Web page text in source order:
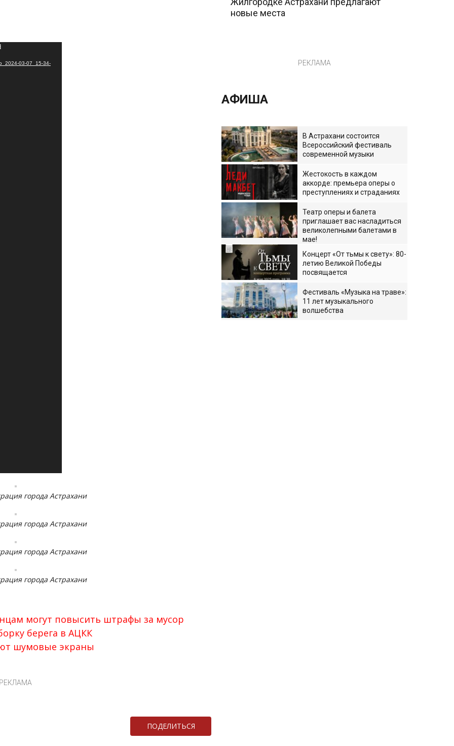
03-07_15-34-
города Астрахани
города Астрахани
города Астрахани
города Астрахани
могут повысить штрафы за мусор
берега в АЦКК
шумовые экраны
РЕКЛАМА
ПОДЕЛИТЬСЯ
новые места
РЕКЛАМА
АФИША
В Астрахани состоится
Всероссийский фестиваль
современной музыки
Жестокость в каждом
аккорде: премьера оперы о
преступлениях и страданиях
Театр оперы и балета
приглашает вас насладиться
великолепными балетами в
мае!
Концерт «От тьмы к свету»: 80-
летию Великой Победы
посвящается
Фестиваль «Музыка на траве»:
11 лет музыкального
волшебства